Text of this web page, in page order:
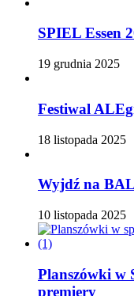
SPIEL Essen
19 grudnia 2025
Festiwal
18 listopada 2025
Wyjdź na
10 listopada 2025
Planszówki w
premiery